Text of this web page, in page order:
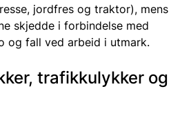
jordfres og traktor), mens
skjedde i forbindelse med
og fall ved arbeid i utmark.
trafikkulykker og